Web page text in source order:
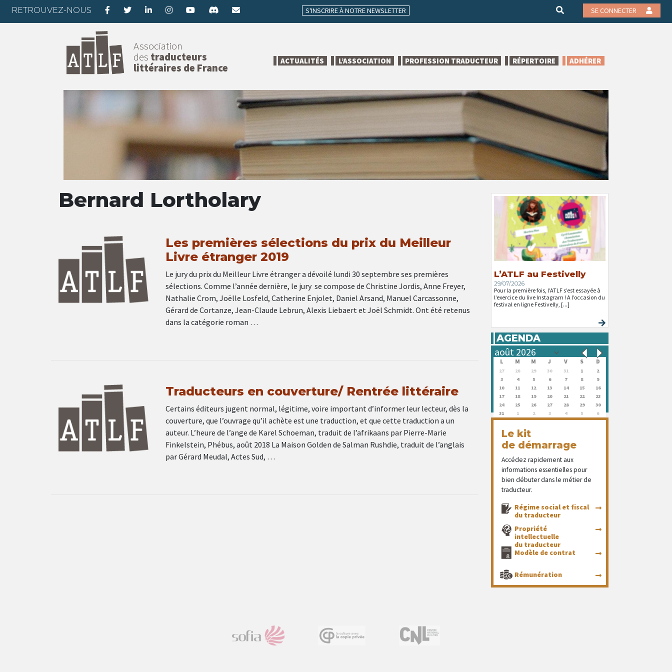
RETROUVEZ-NOUS S'INSCRIRE À NOTRE NEWSLETTER SE CONNECTER
Association
des traducteurs
littéraires de France
ACTUALITÉS L’ASSOCIATION PROFESSION TRADUCTEUR RÉPERTOIRE ADHÉRER
Bernard Lortholary
Les premières sélections du prix du Meilleur
Livre étranger 2019
Le jury du prix du Meilleur Livre étranger a dévoilé lundi 30 septembre ses premières
sélections. Comme l’année dernière, le jury se compose de Christine Jordis, Anne Freyer,
Nathalie Crom, Joëlle Losfeld, Catherine Enjolet, Daniel Arsand, Manuel Carcassonne,
Gérard de Cortanze, Jean-Claude Lebrun, Alexis Liebaert et Joël Schmidt. Ont été retenus
dans la catégorie roman …
Traducteurs en couverture/ Rentrée littéraire
Certains éditeurs jugent normal, légitime, voire important d’informer leur lecteur, dès la
couverture, que l’ouvrage qu’il achète est une traduction, et que cette traduction a un
auteur. L’heure de l’ange de Karel Schoeman, traduit de l’afrikaans par Pierre-Marie
Finkelstein, Phébus, août 2018 La Maison Golden de Salman Rushdie, traduit de l’anglais
par Gérard Meudal, Actes Sud, …
L’ATLF au Festivelly
29/07/2026
Pour la première fois, l’ATLF s’est essayée à
l’exercice du live Instagram ! A l’occasion du
festival en ligne Festivelly, [...]
AGENDA
L M M J V S D
27 28 29 30 31 1
2
3
4 5 6 7 8
9
10
11 12 13 14 15
16
17
18 19 20 21 22
23
24
25 26 27 28 29
30
31
1 2 3 4 5 6
Le kit
de démarrage
Accédez rapidement aux
informations essentielles pour
bien débuter dans le métier de
traducteur.
Régime social et fiscal
du traducteur
Propriété
intellectuelle
du traducteur
Modèle de contrat
Rémunération